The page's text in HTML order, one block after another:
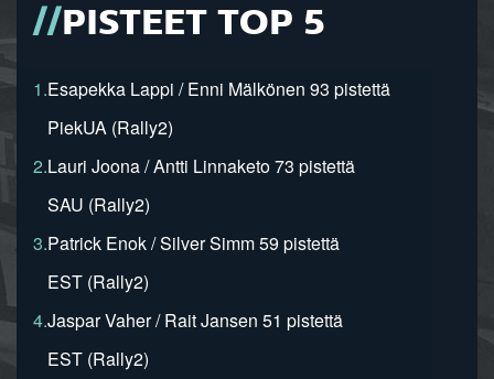
PISTEET TOP 5
1.Esapekka Lappi / Enni Mälkönen 93 pistettä
PiekUA (Rally2)
2.Lauri Joona / Antti Linnaketo 73 pistettä
SAU (Rally2)
3.Patrick Enok / Silver Simm 59 pistettä
EST (Rally2)
4.Jaspar Vaher / Rait Jansen 51 pistettä
EST (Rally2)